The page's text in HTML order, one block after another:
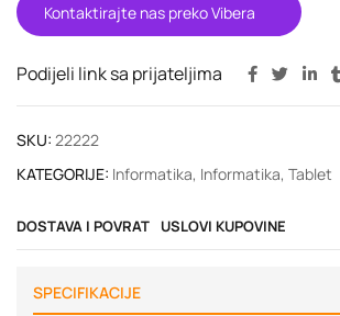
Kontaktirajte nas preko Vibera
Podijeli link sa prijateljima
SKU: 22222
KATEGORIJE: Informatika, Informatika, Tablet
DOSTAVA I POVRAT USLOVI KUPOVINE
SPECIFIKACIJE